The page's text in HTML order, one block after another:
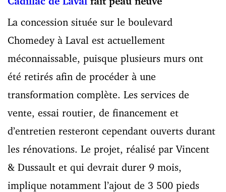
La concession située sur le boulevard
Chomedey à Laval est actuellement
méconnaissable, puisque plusieurs murs ont
été retirés afin de procéder à une
transformation complète. Les services de
vente, essai routier, de financement et
d’entretien resteront cependant ouverts durant
les rénovations. Le projet, réalisé par Vincent
& Dussault et qui devrait durer 9 mois,
implique notamment l’ajout de 3 500 pieds